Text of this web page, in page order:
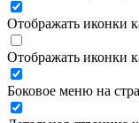
Отображать иконки
Отображать иконки
Боковое меню на